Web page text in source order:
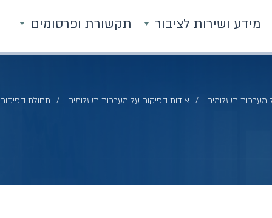
מידע ושירות לציבור תקשורת ופרסומים
מערכות תשלומים אודות הפיקוח על מערכות תשלומים תחולת הפיקוח